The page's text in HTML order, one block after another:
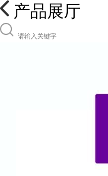
产品展厅